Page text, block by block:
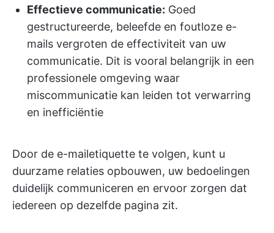
Effectieve communicatie: Goed
gestructureerde, beleefde en foutloze e-
mails vergroten de effectiviteit van uw
communicatie. Dit is vooral belangrijk in een
professionele omgeving waar
miscommunicatie kan leiden tot verwarring
en inefficiëntie
Door de e-mailetiquette te volgen, kunt u
duurzame relaties opbouwen, uw bedoelingen
duidelijk communiceren en ervoor zorgen dat
iedereen op dezelfde pagina zit.